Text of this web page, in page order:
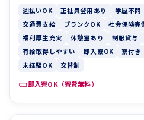
週払いOK 正社員登用あり 学歴不問
交通費支給
ブランクOK 社会保険完
福利厚生充実
休憩室あり 制服貸与
有給取得しやすい
即入寮OK 寮付き
未経験OK
交替制
即入寮OK（寮費無料）